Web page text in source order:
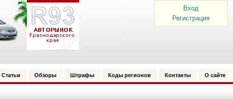
Вход
Регистрация
Статьи Обзоры Штрафы Коды регионов Контакты О сайте